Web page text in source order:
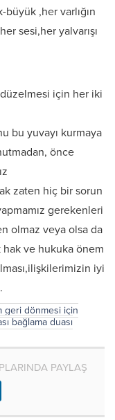
,her varlığın
sesi,her yalvarışı
için her iki
bu yuvayı kurmaya
önce
zaten hiç bir sorun
gerekenleri
olmaz veya olsa da
hak ve hukuka önem
iyi
geri dönmesi için
bağlama duası
PAYLAŞ